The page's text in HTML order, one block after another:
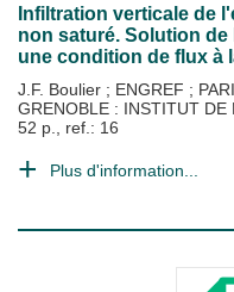
Infiltration verticale de
non saturé. Solution
une condition de flux à
J.F. Boulier ; ENGREF ;
GRENOBLE : INSTITUT DE
52 p., ref.: 16
Plus d'information...